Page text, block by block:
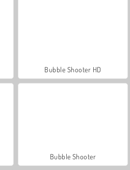
Bubble Shooter HD
Bubble Shooter